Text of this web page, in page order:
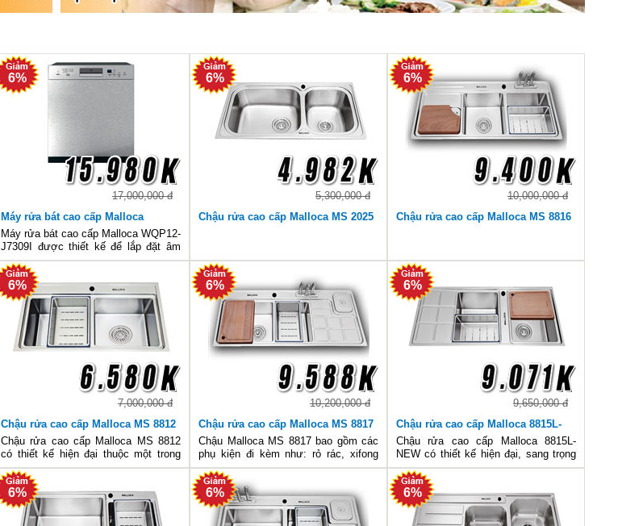
6%
17,000,000 đ
Máy rửa bát cao cấp Malloca
WQP12-J7309I
Máy rửa bát cao cấp Malloca WQP12-
J7309I được thiết kế để lắp đặt âm
tủ, đặc biệt tết kiệm không gian cho
phòng bếp và phù hợp với những căn
bếp có diện tích khiêm tốn. Sản phẩm
hiện được phân phối tạ
6%
5,300,000 đ
Chậu rửa cao cấp Malloca MS 2025
6%
10,000,000 đ
Chậu rửa cao cấp Malloca MS 8816
6%
7,000,000 đ
Chậu rửa cao cấp Malloca MS 8812
Chậu rửa cao cấp Malloca MS 8812
có thiết kế hiện đại thuộc một trong
những model được ưa chuộng nhất
trên thị trường hiện nay. Chậu được
chế tạo theo phương pháp bán thủ
công với bề mặt được làm từ c
6%
10,200,000 đ
Chậu rửa cao cấp Malloca MS 8817
Chậu Malloca MS 8817 bao gồm các
phụ kiện đi kèm như: rỏ rác, xifong
thoát nước, đặc điểm được đánh giá
cao ở mẫu chậu này không chỉ là chất
liệu Inox mà cả ở chất liệu nhựa cao
cấp làm xifong thoát n
6%
9,650,000 đ
Chậu rửa cao cấp Malloca 8815L-
NEW
Chậu rửa cao cấp Malloca 8815L-
NEW có thiết kế hiện đại, sang trọng
với hai hố rửa kết hợp cùng một bàn
chờ và một hồ cài dao có kích thước
chiều dài: 1.150 mm, chiều rộng: 500
mm, chiều sâu: 230 mm s
6% 6% 6%